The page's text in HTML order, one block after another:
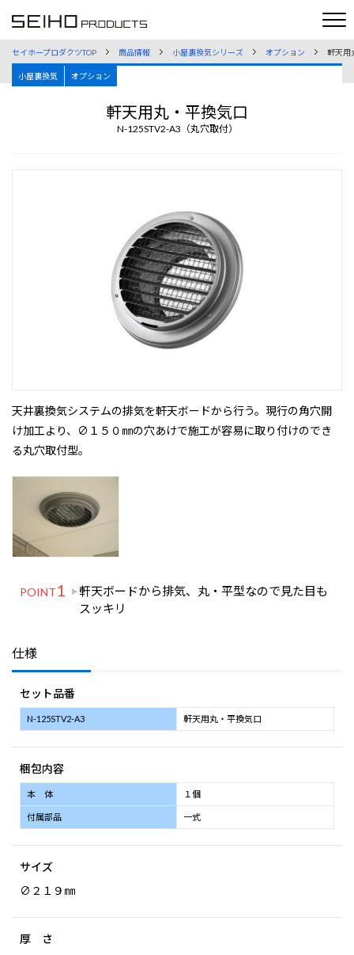
セイホープロダクツTOP 商品情報 小屋裏換気シリーズ オプション 軒天用
小屋裏換気 オプション
軒天用丸・平換気口
N-125STV2-A3（丸穴取付）
天井裏換気システムの排気を軒天ボードから行う。現行の角穴開
け加工より、∅１５０㎜の穴あけで施工が容易に取り付けのでき
る丸穴取付型。
POINT1
軒天ボードから排気、丸・平型なので見た目も
スッキリ
仕様
セット品番
N-125STV2-A3 軒天用丸・平換気口
梱包内容
本 体 １個
付属部品 一式
サイズ
∅２１９㎜
厚 さ